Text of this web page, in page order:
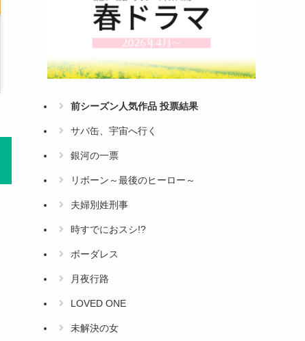
前シーズン人気作品 投票結果
サバ缶、宇宙へ行く
銀河の一票
リボーン～最後のヒーロー～
夫婦別姓刑事
時すでにおスシ!?
ボーダレス
月夜行路
LOVED ONE
未解決の女